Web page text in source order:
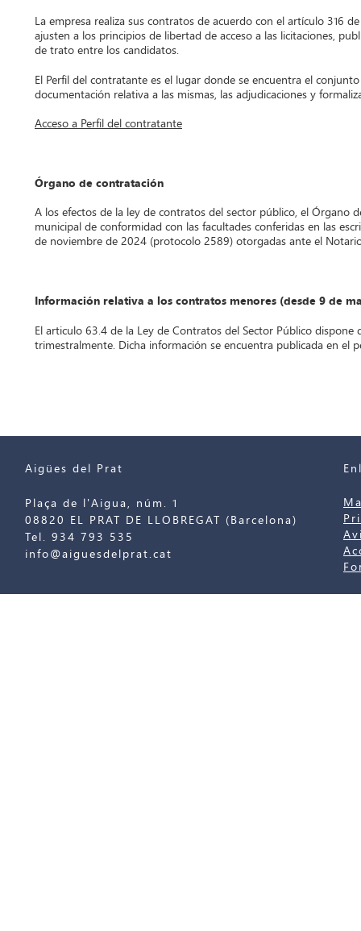
La empresa realiza sus contratos de acuerdo con el artículo 316
ajusten a los principios de libertad de acceso a las licitaciones,
de trato entre los candidatos.
El Perfil del contratante es el lugar donde se encuentra el
documentación relativa a las mismas, las adjudicaciones y
Acceso a Perfil del contratante
Órgano de contratación
A los efectos de la ley de contratos del sector público, el Órgano
municipal de conformidad con las facultades conferidas en las
de noviembre de 2024 (protocolo 2589) otorgadas ante el
Información relativa a los contratos menores (desde 9 de
El articulo 63.4 de la Ley de Contratos del Sector Público
trimestralmente. Dicha información se encuentra publicada en el
Aigües del Prat
Plaça de l'Aigua, núm. 1
08820 EL PRAT DE LLOBREGAT (Barcelona)
Tel. 934 793 535
info@aiguesdelprat.cat